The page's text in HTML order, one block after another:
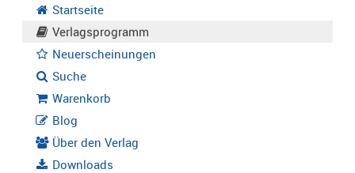
Startseite
Verlagsprogramm
Neuerscheinungen
Suche
Warenkorb
Blog
Über den Verlag
Downloads